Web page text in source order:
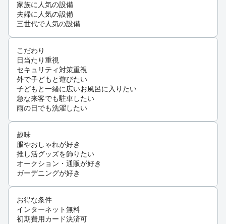
家族に人気の設備
夫婦に人気の設備
三世代で人気の設備
こだわり
日当たり重視
セキュリティ対策重視
外で子どもと遊びたい
子どもと一緒に広いお風呂に入りたい
急な来客でも駐車したい
雨の日でも洗濯したい
趣味
服やおしゃれが好き
推し活グッズを飾りたい
オークション・通販が好き
ガーデニングが好き
お得な条件
インターネット無料
初期費用カード決済可